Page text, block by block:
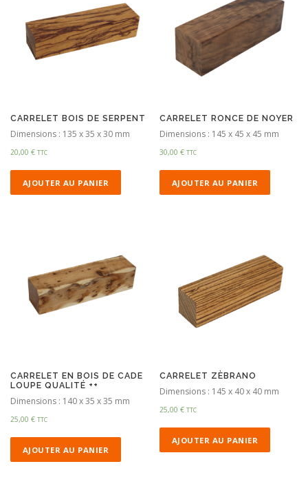
CARRELET BOIS DE SERPENT
Dimensions : 135 x 35 x 30 mm
20,00 € TTC
AJOUTER AU PANIER
CARRELET RONCE DE NOYER
Dimensions : 145 x 45 x 45 mm
30,00€ TTC
AJOUTER AU PANIER
CARRELET EN BOIS DE CADE
LOUPE QUALITÉ ++
Dimensions : 140 x 35 x 35 mm
25,00 € TTC
AJOUTER AU PANIER
CARRELET ZÈBRANO
Dimensions : 145 x 40 x 40 mm
25,00€ TTC
AJOUTER AU PANIER